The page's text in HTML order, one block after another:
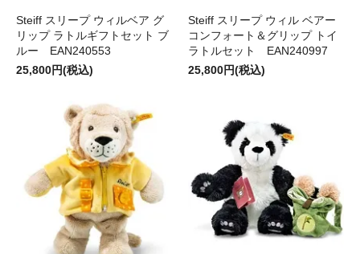
Steiff スリープ ウィルベア グ
リップ ラトルギフトセット ブ
ルー EAN240553
25,800円(税込)
Steiff スリープ ウィル ベアー
コンフォート＆グリップ トイ
ラトルセット EAN240997
25,800円(税込)